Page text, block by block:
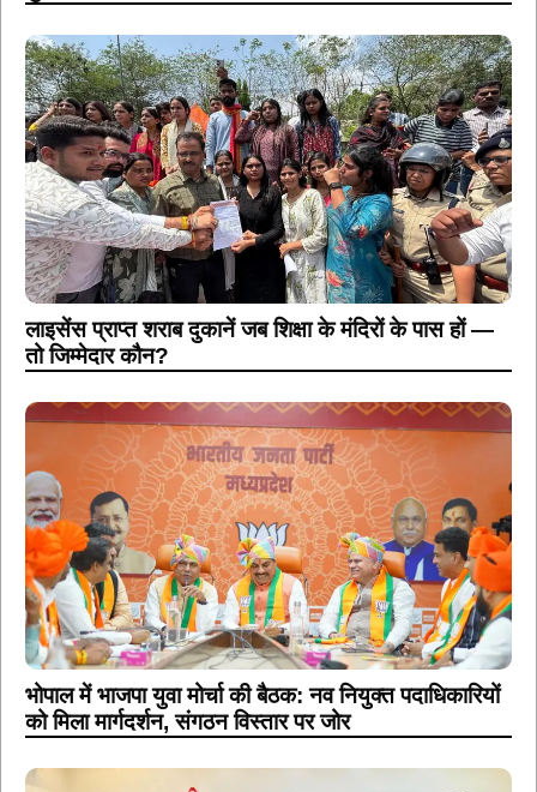
लाइसेंस प्राप्त शराब दुकानें जब शिक्षा के मंदिरों के पास हों —
तो जिम्मेदार कौन?
भोपाल में भाजपा युवा मोर्चा की बैठक: नव नियुक्त पदाधिकारियों
को मिला मार्गदर्शन, संगठन विस्तार पर जोर